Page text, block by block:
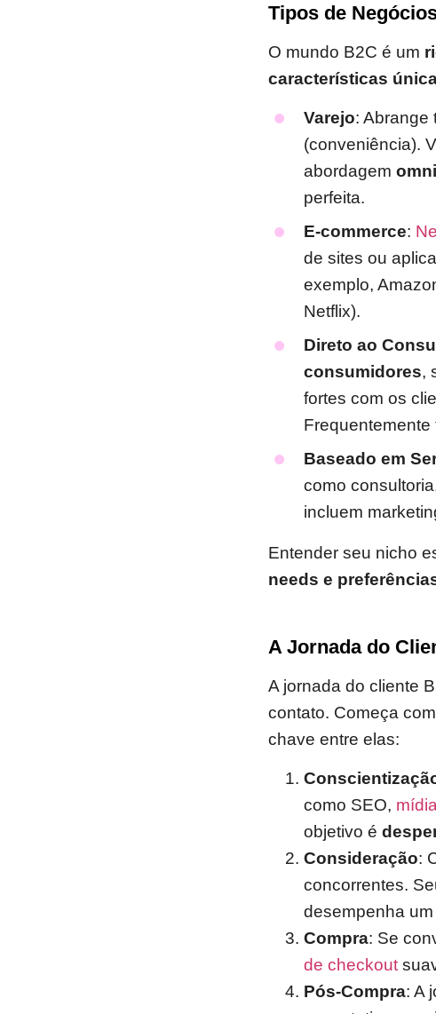
Tipos de
O mundo B2C é um
características
Varejo: Abrange
(conveniência).
abordagem
perfeita.
E-commerce:
de sites ou
exemplo,
Netflix).
Direto ao
consumidores,
fortes com os
Frequentemente
Baseado em
como
incluem
Entender seu nicho
needs e
A Jornada do
A jornada do cliente
contato. Começa com
chave entre elas:
como SEO,
objetivo é
Consideração:
concorrentes.
desempenha um
Compra: Se
de checkout
Pós-Compra: A